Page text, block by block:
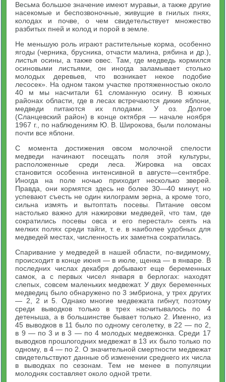
Весьма большое значение имеют муравьи, а также другие
насекомые и беспозвоночные, живущие в гнилых пнях,
колодах и почве, о чем свидетельствует множество
разбитых пней и колод и порой в земле.
Не меньшую роль играют растительные корма, особенно
ягоды (черника, брусника, отчасти малина, рябина и др.),
листья осины, а также овес. Там, где медведь кормился
осиновыми листьями, он иногда заламывает столько
молодых деревьев, что возникает некое подобие
лесосек». На одном таком участке протяженностью около
40 м мы насчитали 61 сломанную осину. В южных
районах области, где в лесах встречаются дикие яблони,
медведи питаются их плодами. У оз. Долгое
(Сланцевский район) в конце октября — начале ноября
1967 г., по наблюдениям Ю. В. Широкова, были поломаны
почти все яблони.
С момента достижения овсом молочной спелости
медведи начинают посещать поля этой культуры,
расположенные среди леса. Жировка на овсах
становится особенна интенсивной в августе—сентябре.
Иногда на поле ночью приходит несколько зверей.
Правда, они кормятся здесь не более 30—40 минут, но
успевают съесть не один килограмм зерна, а кроме того,
сильна измять и вытоптать посевы. Питание овсом
настолько важно для нажировки медведей, что там, где
сократились посевы овса и его перестал» сеять на
мелких полях среди тайги, т. е. в наиболее удобных для
медведей местах, численность их заметна сократилась.
Спаривание у медведей в нашей области, по-видимому,
происходит в конце июня — в июле, щенка — в январе. В
последних числах декабря добывают еще беременных
самок, а с первых чисел января в берлогах: находят
слепых, совсем маленьких медвежат. У двух беременных
медведиц было обнаружено по 3 эмбриона, у трех других
— 2, 2 и 5. Однако многие медвежата гибнут, поэтому
среди выводков только в трех насчитывалось по 4
детеныша, а в большинстве бывает только 2. Именно, из
45 выводков в 11 было по одному сеголетку, в 22 — по 2,
в 9 — по 3 и в 3 — по 4 молодых медвежонка. Среди 17
выводков прошлогодних медвежат в 13 их было только по
одному, в 4 — по 2. О значительной смертности медвежат
свидетельствуют данные об изменении среднего их числа
в выводках по сезонам. Тем не менее в популяции
молодняк составляет около одной трети.